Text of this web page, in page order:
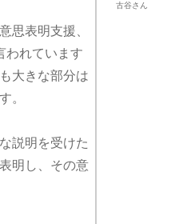
古谷さん
思表明支援、
われています
大きな部分は
。
説明を受けた
明し、その意